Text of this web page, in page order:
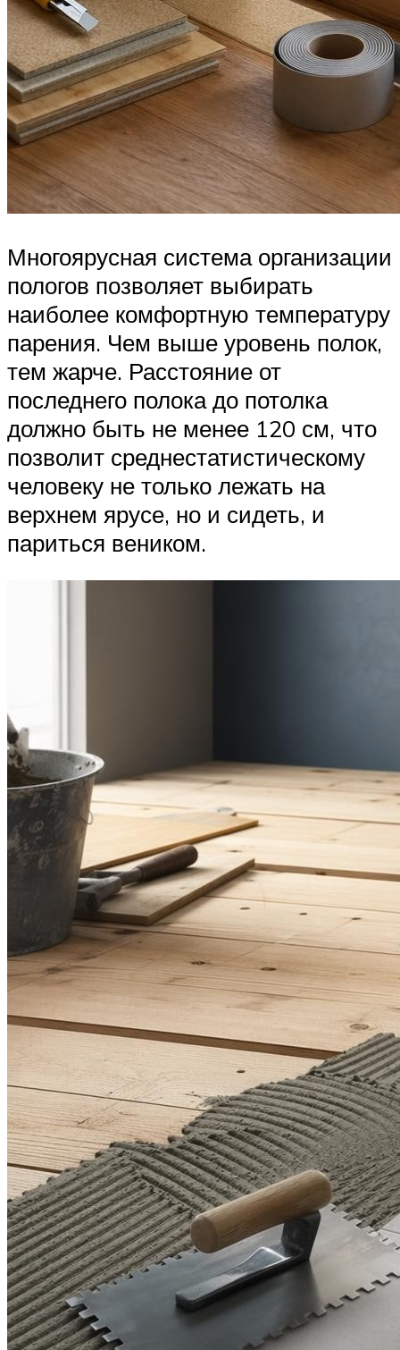
Многоярусная система организации
пологов позволяет выбирать
наиболее комфортную температуру
парения. Чем выше уровень полок,
тем жарче. Расстояние от
последнего полока до потолка
должно быть не менее 120 см, что
позволит среднестатистическому
человеку не только лежать на
верхнем ярусе, но и сидеть, и
париться веником.